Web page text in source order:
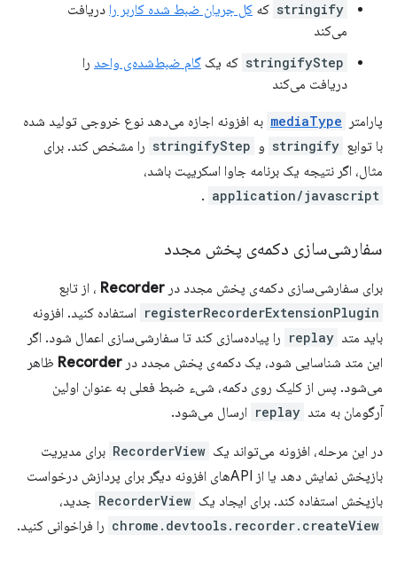
stringify که کل جریان ضبط شده کاربر را دریافت
می‌کند
stringifyStep که یک گام ضبط‌شده‌ی واحد را
دریافت می‌کند
پارامتر mediaType به افزونه اجازه می‌دهد نوع خروجی تولید شده
با توابع stringify و stringifyStep را مشخص کند. برای
مثال، اگر نتیجه یک برنامه جاوا اسکریپت باشد،
application/javascript
.
سفارشی‌سازی دکمه‌ی پخش مجدد
برای سفارشی‌سازی دکمه‌ی پخش مجدد در Recorder ، از تابع
registerRecorderExtensionPlugin استفاده کنید. افزونه
باید متد replay را پیاده‌سازی کند تا سفارشی‌سازی اعمال شود. اگر
این متد شناسایی شود، یک دکمه‌ی پخش مجدد در Recorder ظاهر
می‌شود. پس از کلیک روی دکمه، شیء ضبط فعلی به عنوان اولین
آرگومان به متد replay ارسال می‌شود.
در این مرحله، افزونه می‌تواند یک RecorderView برای مدیریت
بازپخش نمایش دهد یا از APIهای افزونه دیگر برای پردازش درخواست
بازپخش استفاده کند. برای ایجاد یک RecorderView جدید،
chrome.devtools.recorder.createView را فراخوانی کنید.